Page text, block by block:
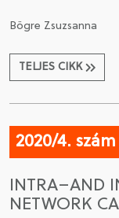
Bögre Zsuzsanna
TELJES CIKK
2020/4. szám
INTRA–AND
NETWORK